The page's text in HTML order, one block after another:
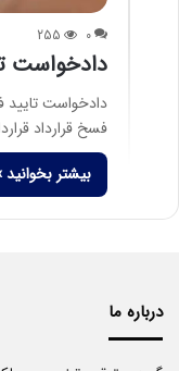
0
255
دادخواست
دادخواست تایید
فسخ قرارداد
بیشتر بخوانید
درباره ما